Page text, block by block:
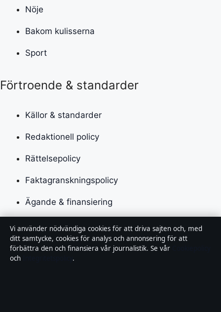
Nöje
Bakom kulisserna
Sport
Förtroende & standarder
Källor & standarder
Redaktionell policy
Rättelsepolicy
Faktagranskningspolicy
Ägande & finansiering
Integritetspolicy
Cookiepolicy
Vi använder nödvändiga cookies för att driva sajten och, med
ditt samtycke, cookies för analys och annonsering för att
förbättra den och finansiera vår journalistik. Se vår
och
.